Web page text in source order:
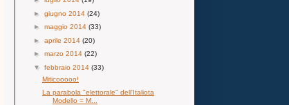
► giugno 2014 (24)
► maggio 2014 (33)
► aprile 2014 (20)
► marzo 2014 (22)
▼ febbraio 2014 (33)
Miticooooo!
La parabola "elettorale" dell'Italiota
Modello = M...